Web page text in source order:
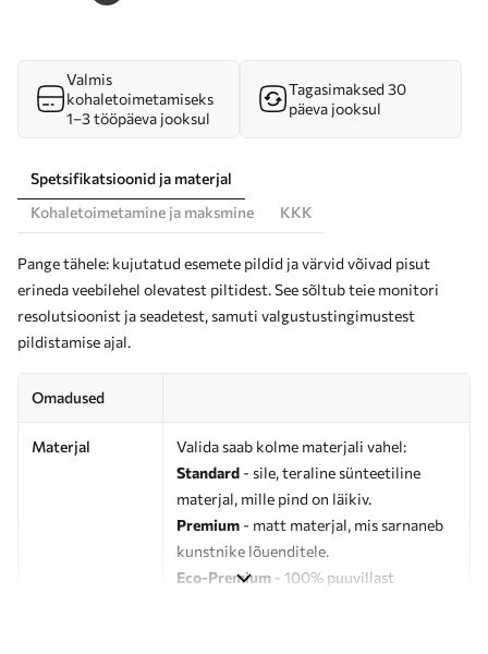
Valmis
kohaletoimetamiseks
1–3 tööpäeva jooksul
Tagasimaksed 30
päeva jooksul
Spetsifikatsioonid ja materjal
Kohaletoimetamine ja maksmine
KKK
Pange tähele: kujutatud esemete pildid ja värvid võivad pisut
erineda veebilehel olevatest piltidest. See sõltub teie monitori
resolutsioonist ja seadetest, samuti valgustustingimustest
pildistamise ajal.
Omadused
Materjal
Valida saab kolme materjali vahel:
Standard - sile, teraline sünteetiline
materjal, mille pind on läikiv.
Premium - matt materjal, mis sarnaneb
kunstnike lõuenditele.
Eco-Premium - 100% puuvillast